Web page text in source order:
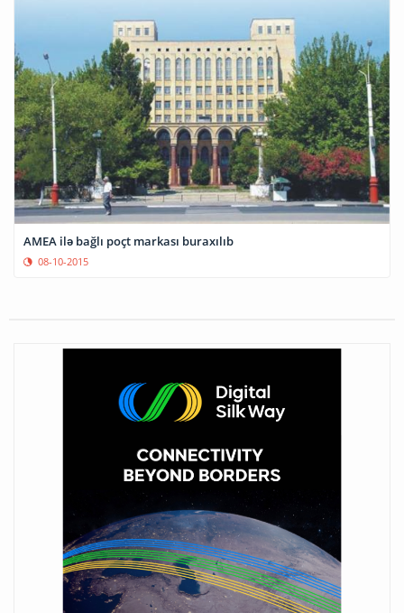
AMEA ilə bağlı poçt markası buraxılıb
08-10-2015